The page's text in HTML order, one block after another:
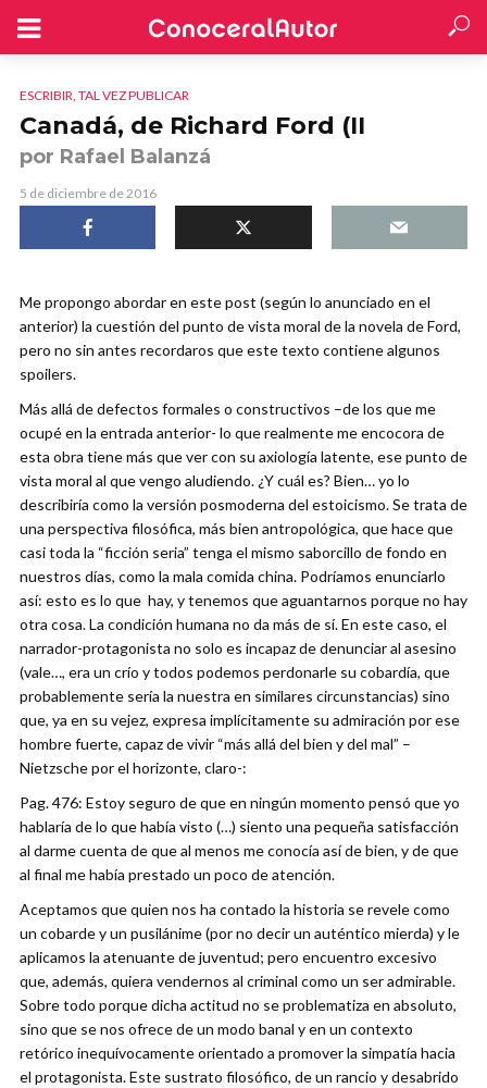
ESCRIBIR, TAL VEZ PUBLICAR
Canadá, de Richard Ford (II
por Rafael Balanzá
5 de diciembre de 2016
Me propongo abordar en este post (según lo anunciado en el
anterior) la cuestión del punto de vista moral de la novela de Ford,
pero no sin antes recordaros que este texto contiene algunos
spoilers.
Más allá de defectos formales o constructivos –de los que me
ocupé en la entrada anterior- lo que realmente me encocora de
esta obra tiene más que ver con su axiología latente, ese punto de
vista moral al que vengo aludiendo. ¿Y cuál es? Bien… yo lo
describiría como la versión posmoderna del estoicismo. Se trata de
una perspectiva filosófica, más bien antropológica, que hace que
casi toda la “ficción seria” tenga el mismo saborcillo de fondo en
nuestros días, como la mala comida china. Podríamos enunciarlo
así: esto es lo que hay, y tenemos que aguantarnos porque no hay
otra cosa. La condición humana no da más de sí. En este caso, el
narrador-protagonista no solo es incapaz de denunciar al asesino
(vale…, era un crío y todos podemos perdonarle su cobardía, que
probablemente sería la nuestra en similares circunstancias) sino
que, ya en su vejez, expresa implícitamente su admiración por ese
hombre fuerte, capaz de vivir “más allá del bien y del mal” –
Nietzsche por el horizonte, claro-:
Pag. 476: Estoy seguro de que en ningún momento pensó que yo
hablaría de lo que había visto (…) siento una pequeña satisfacción
al darme cuenta de que al menos me conocía así de bien, y de que
al final me había prestado un poco de atención.
Aceptamos que quien nos ha contado la historia se revele como
un cobarde y un pusilánime (por no decir un auténtico mierda) y le
aplicamos la atenuante de juventud; pero encuentro excesivo
que, además, quiera vendernos al criminal como un ser admirable.
Sobre todo porque dicha actitud no se problematiza en absoluto,
sino que se nos ofrece de un modo banal y en un contexto
retórico inequívocamente orientado a promover la simpatía hacia
el protagonista. Este sustrato filosófico, de un rancio y desabrido